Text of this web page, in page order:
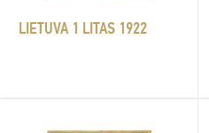
LIETUVA 1 LITAS 1922